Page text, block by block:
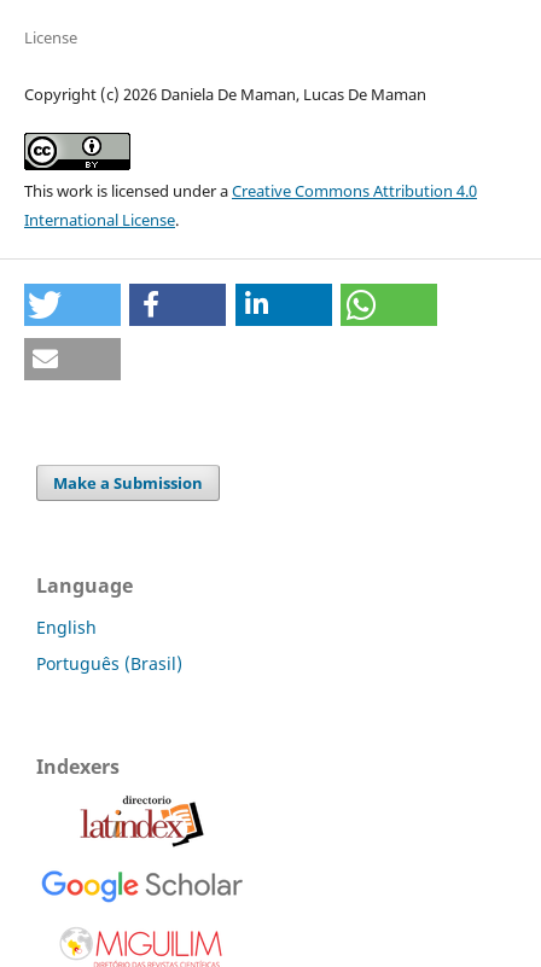
License
Copyright (c) 2026 Daniela De Maman, Lucas De Maman
This work is licensed under aCreative Commons Attribution 4.0
International License.
Make a Submission
Language
English
Português (Brasil)
Indexers